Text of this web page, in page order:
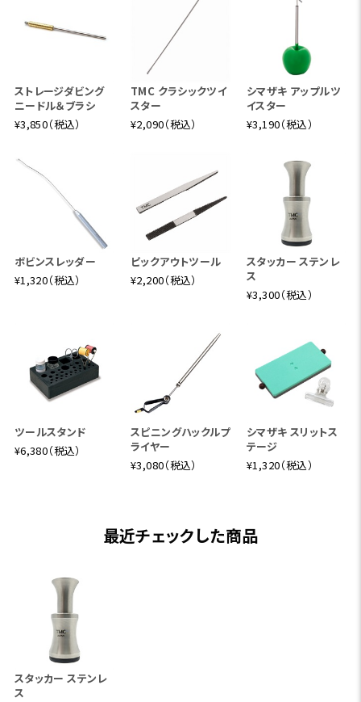
ストレージダビング
ニードル＆ブラシ
¥3,850（税込）
TMC クラシックツイ
スター
¥2,090（税込）
シマザキ アップルツ
イスター
¥3,190（税込）
ボビンスレッダー
¥1,320（税込）
ピックアウトツール
¥2,200（税込）
スタッカー ステンレ
ス
¥3,300（税込）
ツールスタンド
¥6,380（税込）
スピニングハックルプ
ライヤー
¥3,080（税込）
シマザキ スリットス
テージ
¥1,320（税込）
最近チェックした商品
スタッカー ステンレ
ス